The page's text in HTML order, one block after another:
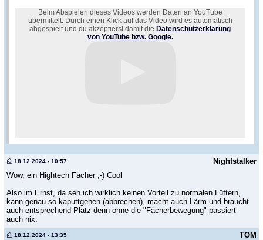
Beim Abspielen dieses Videos werden Daten an YouTube
übermittelt. Durch einen Klick auf das Video wird es automatisch
abgespielt und du akzeptierst damit die Datenschutzerklärung
von YouTube bzw. Google.
Nightstalker
18.12.2024 - 10:57
Wow, ein Hightech Fächer ;-) Cool
Also im Ernst, da seh ich wirklich keinen Vorteil zu normalen Lüftern,
kann genau so kaputtgehen (abbrechen), macht auch Lärm und braucht
auch entsprechend Platz denn ohne die "Fächerbewegung" passiert
auch nix.
TOM
18.12.2024 - 13:35